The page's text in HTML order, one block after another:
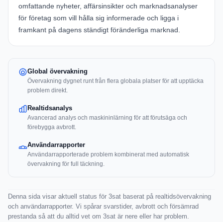
omfattande nyheter, affärsinsikter och marknadsanalyser
för företag som vill hålla sig informerade och ligga i
framkant på dagens ständigt föränderliga marknad.
Global övervakning
Övervakning dygnet runt från flera globala platser för att upptäcka
problem direkt.
Realtidsanalys
Avancerad analys och maskininlärning för att förutsäga och
förebygga avbrott.
Användarrapporter
Användarrapporterade problem kombinerat med automatisk
övervakning för full täckning.
Denna sida visar aktuell status för 3sat baserat på realtidsövervakning
och användarrapporter. Vi spårar svarstider, avbrott och försämrad
prestanda så att du alltid vet om 3sat är nere eller har problem.